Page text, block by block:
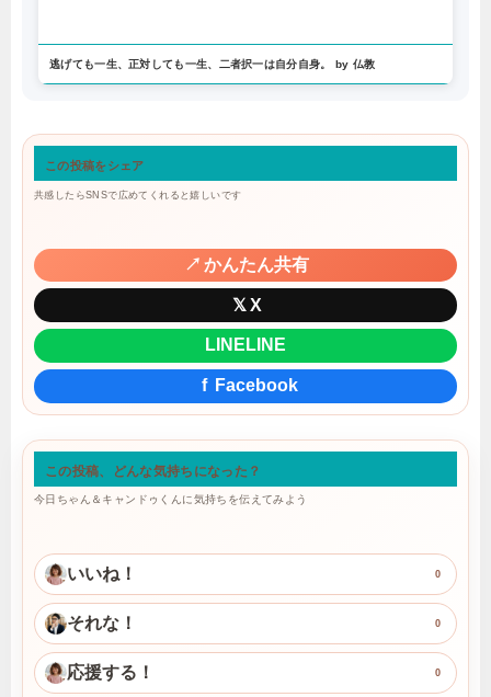
逃げても一生、正対しても一生、二者択一は自分自身。 by 仏教
この投稿をシェア
共感したらSNSで広めてくれると嬉しいです
↗ かんたん共有
𝕏 X
LINE LINE
f Facebook
この投稿、どんな気持ちになった？
今日ちゃん＆キャンドゥくんに気持ちを伝えてみよう
いいね！ 0
それな！ 0
応援する！ 0